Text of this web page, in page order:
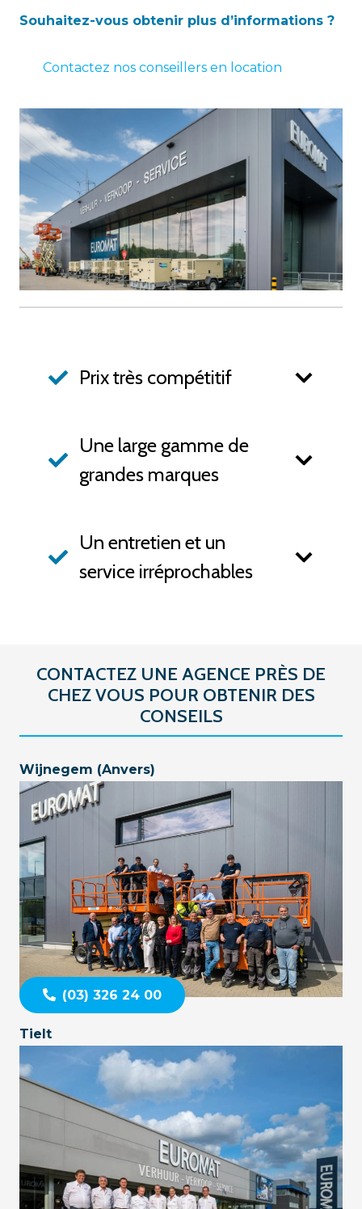
Souhaitez-vous obtenir plus d’informations ?
Contactez nos conseillers en location
Prix très compétitif
Une large gamme de
grandes marques
Un entretien et un
service irréprochables
CONTACTEZ UNE AGENCE PRÈS DE
CHEZ VOUS POUR OBTENIR DES
CONSEILS
Wijnegem (Anvers)
(03) 326 24 00
Tielt